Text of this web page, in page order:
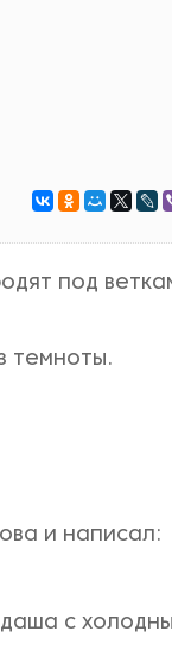
под
темноты.
и написал:
с